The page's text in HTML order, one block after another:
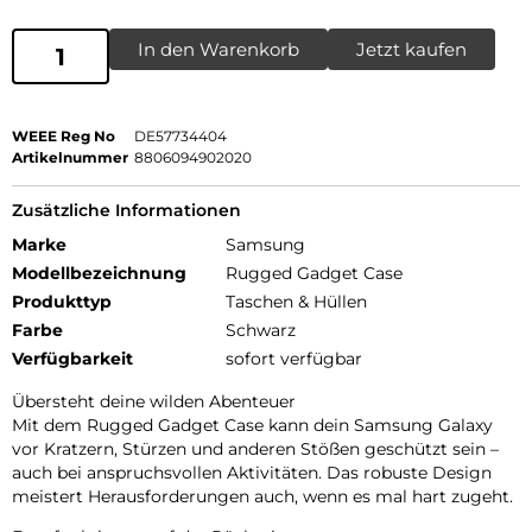
In den Warenkorb Jetzt kaufen
WEEE Reg No
DE57734404
Artikelnummer 8806094902020
Zusätzliche Informationen
Marke
Samsung
Modellbezeichnung
Rugged Gadget Case
Produkttyp
Taschen & Hüllen
Farbe
Schwarz
Verfügbarkeit
sofort verfügbar
Übersteht deine wilden Abenteuer
Mit dem Rugged Gadget Case kann dein Samsung Galaxy
vor Kratzern, Stürzen und anderen Stößen geschützt sein –
auch bei anspruchsvollen Aktivitäten. Das robuste Design
meistert Herausforderungen auch, wenn es mal hart zugeht.